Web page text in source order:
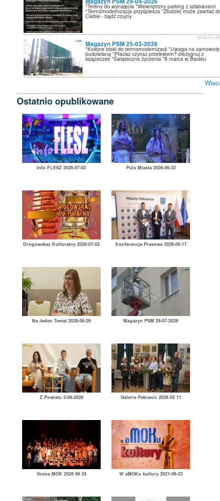
*Tereny do wynajęcia *Wewnętrzny parking z szlabanami
*Termomodernizacja przyśpiesza *Złodziej może zawitać
Ciebie - bądź czujny
Magazyn PSM 25-03-2026
2026-03-25
*Kolejne bloki do termomodernizacji *Uwaga na samowolę
budowlaną *Płacisz czynsz przelewem?-zrezygnuj z
książeczek *Świąteczne życzenia *8 marca w Baraku
Ostatnio opublikowane
Info FLESZ 2026-07-03 Puls Miasta 2026-06-22
Drogowskaz Kulturalny 2026-07-02 Konferencja Prasowa 2026-06-17
Na Jeden Temat 2026-06-29 Magazyn PSM 29-07-2026
Z Powiatu 5-06-2026 Galerie Pabianic 2026 05 11
Scena MOK 2026 06 24 W aMOKu kultury 2021-06-23